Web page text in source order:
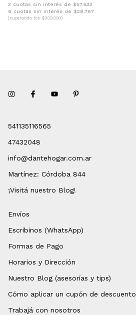
3 cuotas sin interés de $57.533
6 cuotas sin interés de $28.767
(superando los $300.000)
541135116565
47432048
info@dantehogar.com.ar
Martínez: Córdoba 844
¡Visitá nuestro Blog!
Envíos
Escribinos (WhatsApp)
Formas de Pago
Horarios y Dirección
Nuestro Blog (asesorías y tips)
Cómo aplicar un cupón de descuento
Trabajá con nosotros